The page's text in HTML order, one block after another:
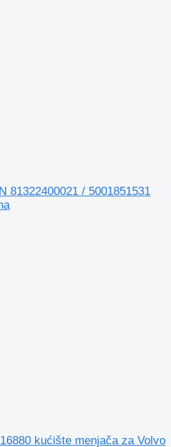
81322400021 / 5001851531
kućište menjača za Volvo